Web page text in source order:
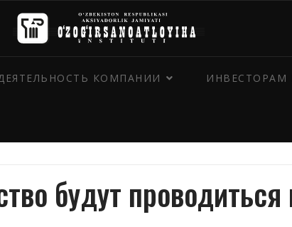
КОМПАНИИ ИНВЕСТОРАМ
будут проводиться